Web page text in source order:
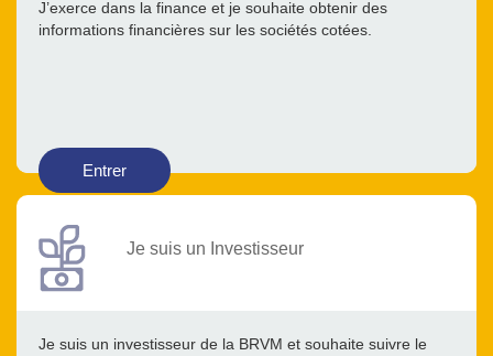
J’exerce dans la finance et je souhaite obtenir des
informations financières sur les sociétés cotées.
Entrer
Je suis un Investisseur
Je suis un investisseur de la BRVM et souhaite suivre le